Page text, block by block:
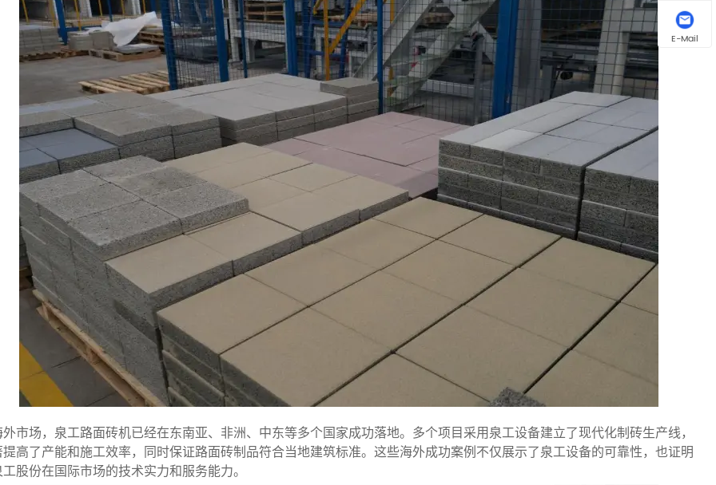
市场，泉工路面砖机已经在东南亚、非洲、中东等多个国家成功落地。多个项目采用泉工设备建立了现代化制砖生产线，
高了产能和施工效率，同时保证路面砖制品符合当地建筑标准。这些海外成功案例不仅展示了泉工设备的可靠性，也证明
股份在国际市场的技术实力和服务能力。
E-Mail